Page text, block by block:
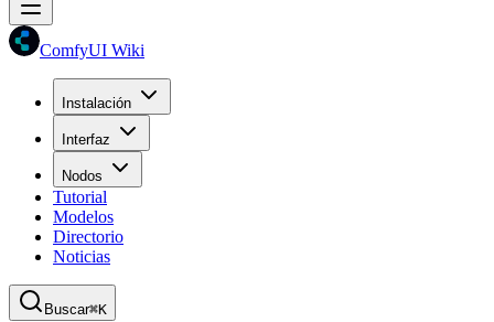
ComfyUI Wiki
Instalación
Interfaz
Nodos
Tutorial
Modelos
Directorio
Noticias
Buscar⌘K